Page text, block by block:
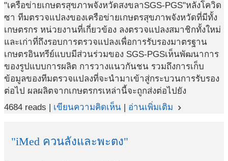
"เครือข่ายเกษตรสุขภาพจังหวัดสงขลาSGS-PGS"หลังโควิด
ซา ทีมตรวจแปลงของเครือข่ายเกษตรสุขภาพจังหวัดที่มีทั้ง
เกษตรกร หน่วยงานที่เกี่ยวข้อง ลงตรวจแปลงสมาชิกทั้งใหม่
และเก่าที่ถึงรอบการตรวจแปลงเพื่อการรับรองมาตรฐาน
เกษตรอินทรีย์แบบมีส่วนร่วมของ SGS-PGSเห็นพัฒนาการ
ของรูปแบบการผลิต การวางแนวกันชน รวมถึงการเก็บ
ข้อมูลของทีมตรวจแปลงที่จะนำมาเข้าสู่กระบวนการรับรอง
ต่อไป ผลผลิตจากเกษตรกรเหล่านี้จะถูกส่งต่อไปยัง
4684 reads | เขียนความคิดเห็น | อ่านเพิ่มเติม navigate_next
"iMed ควนลังและพะตง"